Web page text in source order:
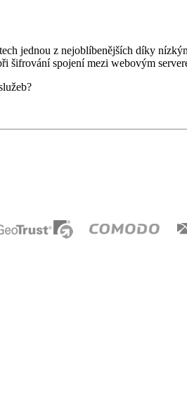
jednou z nejoblíbenějších díky
spojení mezi webovým